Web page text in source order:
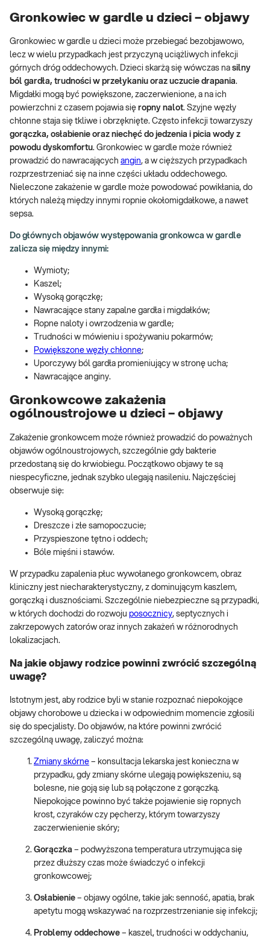
Gronkowiec w gardle u dzieci – objawy
Gronkowiec w gardle u dzieci może przebiegać bezobjawowo,
lecz w wielu przypadkach jest przyczyną uciążliwych infekcji
górnych dróg oddechowych. Dzieci skarżą się wówczas na silny
ból gardła, trudności w przełykaniu oraz uczucie drapania.
Migdałki mogą być powiększone, zaczerwienione, a na ich
powierzchni z czasem pojawia się ropny nalot. Szyjne węzły
chłonne staja się tkliwe i obrzęknięte. Często infekcji towarzyszy
gorączka, osłabienie oraz niechęć do jedzenia i picia wody z
powodu dyskomfortu. Gronkowiec w gardle może również
prowadzić do nawracających angin, a w cięższych przypadkach
rozprzestrzeniać się na inne części układu oddechowego.
Nieleczone zakażenie w gardle może powodować powikłania, do
których należą między innymi ropnie okołomigdałkowe, a nawet
sepsa.
Do głównych objawów występowania gronkowca w gardle
zalicza się między innymi:
Wymioty;
Kaszel;
Wysoką gorączkę;
Nawracające stany zapalne gardła i migdałków;
Ropne naloty i owrzodzenia w gardle;
Trudności w mówieniu i spożywaniu pokarmów;
Powiększone węzły chłonne;
Uporczywy ból gardła promieniujący w stronę ucha;
Nawracające anginy.
Gronkowcowe zakażenia
ogólnoustrojowe u dzieci – objawy
Zakażenie gronkowcem może również prowadzić do poważnych
objawów ogólnoustrojowych, szczególnie gdy bakterie
przedostaną się do krwiobiegu. Początkowo objawy te są
niespecyficzne, jednak szybko ulegają nasileniu. Najczęściej
obserwuje się:
Wysoką gorączkę;
Dreszcze i złe samopoczucie;
Przyspieszone tętno i oddech;
Bóle mięśni i stawów.
W przypadku zapalenia płuc wywołanego gronkowcem, obraz
kliniczny jest niecharakterystyczny, z dominującym kaszlem,
gorączką i dusznościami. Szczególnie niebezpieczne są przypadki,
w których dochodzi do rozwoju posocznicy, septycznych i
zakrzepowych zatorów oraz innych zakażeń w różnorodnych
lokalizacjach.
Na jakie objawy rodzice powinni zwrócić szczególną
uwagę?
Istotnym jest, aby rodzice byli w stanie rozpoznać niepokojące
objawy chorobowe u dziecka i w odpowiednim momencie zgłosili
się do specjalisty. Do objawów, na które powinni zwrócić
szczególną uwagę, zaliczyć można:
Zmiany skórne – konsultacja lekarska jest konieczna w
przypadku, gdy zmiany skórne ulegają powiększeniu, są
bolesne, nie goją się lub są połączone z gorączką.
Niepokojące powinno być także pojawienie się ropnych
krost, czyraków czy pęcherzy, którym towarzyszy
zaczerwienienie skóry;
Gorączka – podwyższona temperatura utrzymująca się
przez dłuższy czas może świadczyć o infekcji
gronkowcowej;
Osłabienie – objawy ogólne, takie jak: senność, apatia, brak
apetytu mogą wskazywać na rozprzestrzenianie się infekcji;
Problemy oddechowe – kaszel, trudności w oddychaniu,